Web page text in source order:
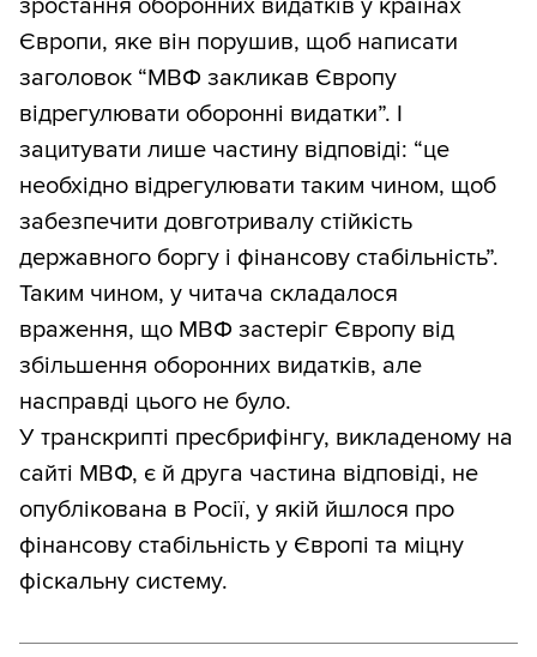
зростання оборонних видатків у країнах
Європи, яке він порушив, щоб написати
заголовок “МВФ закликав Європу
відрегулювати оборонні видатки”. І
зацитувати лише частину відповіді: “це
необхідно відрегулювати таким чином, щоб
забезпечити довготривалу стійкість
державного боргу і фінансову стабільність”.
Таким чином, у читача складалося
враження, що МВФ застеріг Європу від
збільшення оборонних видатків, але
насправді цього не було.
У транскрипті пресбрифінгу, викладеному на
сайті МВФ, є й друга частина відповіді, не
опублікована в Росії, у якій йшлося про
фінансову стабільність у Європі та міцну
фіскальну систему.